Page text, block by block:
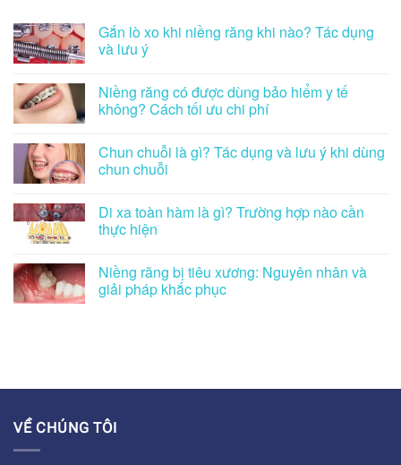
Gắn lò xo khi niềng răng khi nào? Tác dụng
và lưu ý
Niềng răng có được dùng bảo hiểm y tế
không? Cách tối ưu chi phí
Chun chuỗi là gì? Tác dụng và lưu ý khi dùng
chun chuỗi
Di xa toàn hàm là gì? Trường hợp nào cần
thực hiện
Niềng răng bị tiêu xương: Nguyên nhân và
giải pháp khắc phục
VỀ CHÚNG TÔI